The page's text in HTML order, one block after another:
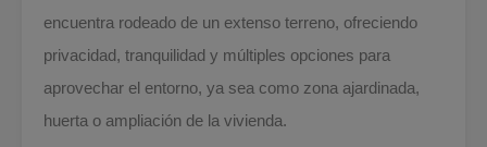
encuentra rodeado de un extenso terreno, ofreciendo
privacidad, tranquilidad y múltiples opciones para
aprovechar el entorno, ya sea como zona ajardinada,
huerta o ampliación de la vivienda.